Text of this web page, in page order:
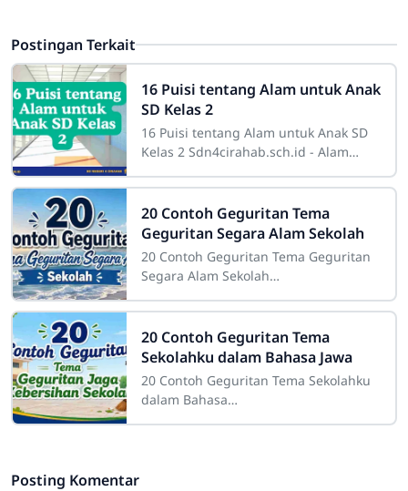
Postingan Terkait
16 Puisi tentang Alam untuk Anak
SD Kelas 2
16 Puisi tentang Alam untuk Anak SD
Kelas 2 Sdn4cirahab.sch.id - Alam
tak terbatas bagi banyak orang. Bagi
20 Contoh Geguritan Tema
Geguritan Segara Alam Sekolah
20 Contoh Geguritan Tema Geguritan
Segara Alam Sekolah
salah satu bentuk puisi dalam bahasa
Jawa yang digunakan
20 Contoh Geguritan Tema
Sekolahku dalam Bahasa Jawa
20 Contoh Geguritan Tema Sekolahku
dalam Bahasa
Posting Komentar